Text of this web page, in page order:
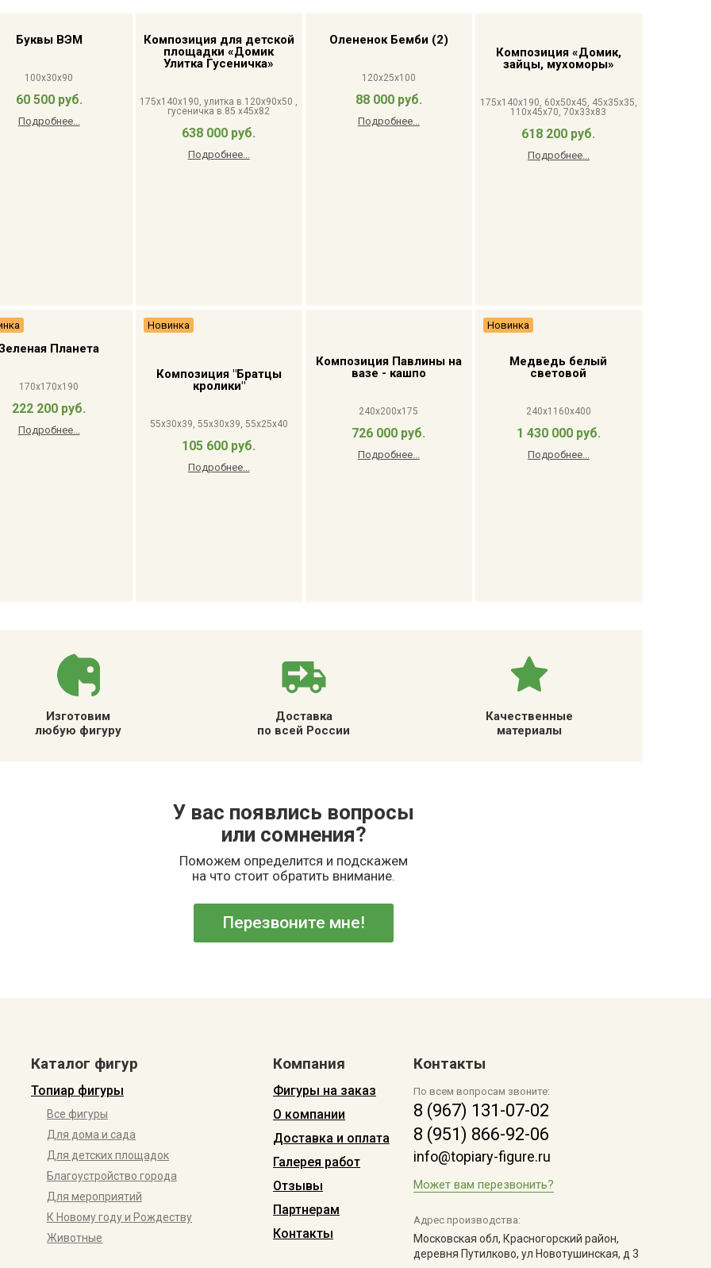
Буквы ВЭМ
100x30x90
60 500 руб.
Подробнее...
Композиция для детской
площадки «Домик
Улитка Гусеничка»
175x140x190, улитка в.120x90x50 ,
гусеничка в.85 x45x82
638 000 руб.
Подробнее...
Олененок Бемби (2)
120x25x100
88 000 руб.
Подробнее...
Композиция «Домик,
зайцы, мухоморы»
175x140x190, 60x50x45, 45x35x35,
110x45x70, 70x33x83
618 200 руб.
Подробнее...
Планета
170x170x190
222 200 руб.
Подробнее...
Новинка
Композиция "Братцы
кролики"
55x30x39, 55x30x39, 55x25x40
105 600 руб.
Подробнее...
Композиция Павлины на
вазе - кашпо
240x200x175
726 000 руб.
Подробнее...
Новинка
Медведь белый
световой
240x1160x400
1 430 000 руб.
Подробнее...
Изготовим
любую фигуру
Доставка
по всей России
Качественные
материалы
У вас появлись вопросы
или сомнения?
Поможем определится и подскажем
на что стоит обратить внимание.
Перезвоните мне!
Каталог фигур
Топиар фигуры
Все фигуры
Для дома и сада
Для детских площадок
Благоустройство города
Для мероприятий
К Новому году и Рождеству
Животные
Компания
Фигуры на заказ
О компании
Доставка и оплата
Галерея работ
Отзывы
Партнерам
Контакты
Контакты
По всем вопросам звоните:
8 (967) 131-07-02
8 (951) 866-92-06
info@topiary-figure.ru
Может вам перезвонить?
Адрес производства:
Московская обл, Красногорский район,
деревня Путилково, ул Новотушинская, д 3